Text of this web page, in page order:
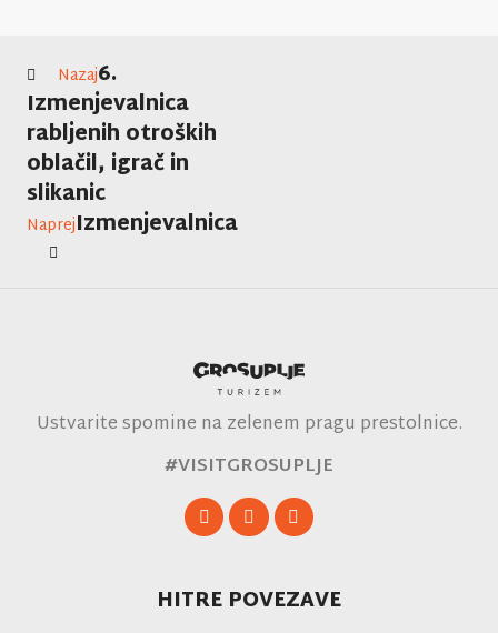
Nazaj6.
Izmenjevalnica
rabljenih otroških
oblačil, igrač in
slikanic
NaprejIzmenjevalnica
Ustvarite spomine na zelenem pragu prestolnice.
#VISITGROSUPLJE
HITRE POVEZAVE